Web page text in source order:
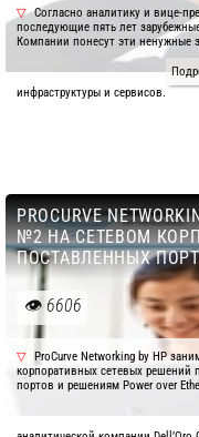
Согласно аналитику и вице-
последующие пять лет
Компании понесут эти ненужные
инфраструктуры и сервисов.
PROCURVE
№2 НА СЕТЕВОМ
ПОСТАВЛЕННЫХ
6606
ProCurve Networking by НР
корпоративных сетевых решений
портов и решениям Power over